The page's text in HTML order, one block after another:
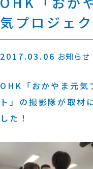
気プロジェク
2017.03.06 お知らせ
OHK「おかやま元気
ト」の撮影隊が取材
した！